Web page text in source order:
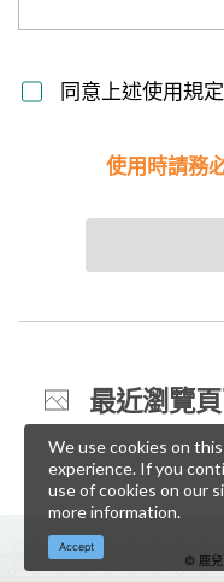
同意上述使用規定
使用時請務
最近瀏覽
© 鹿兒
We use cookies on
experience. If you
use of cookies on our
more information.
Accept